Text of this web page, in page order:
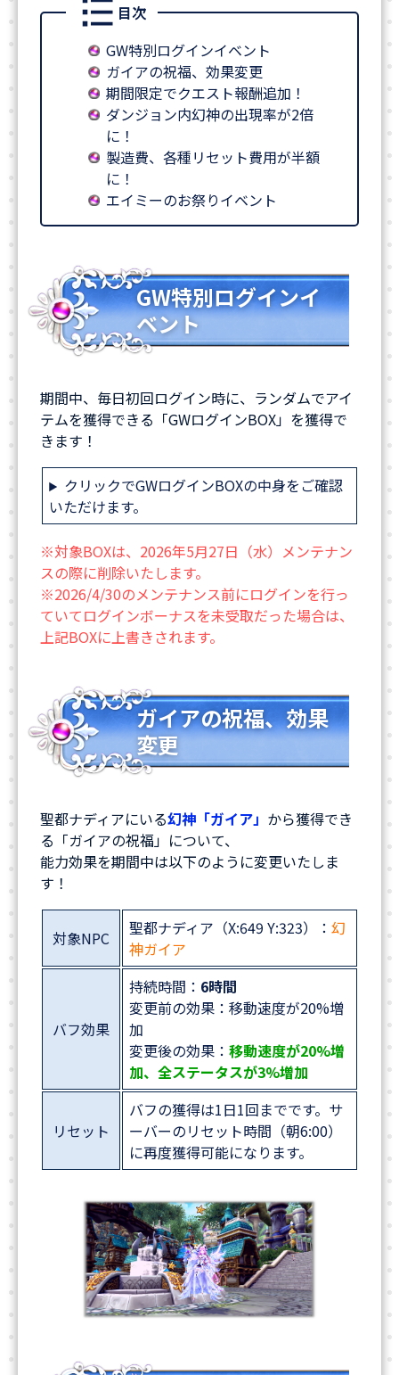
目次
GW特別ログインイベント
ガイアの祝福、効果変更
期間限定でクエスト報酬追加！
ダンジョン内幻神の出現率が2倍
に！
製造費、各種リセット費用が半額
に！
エイミーのお祭りイベント
GW特別ログインイ
ベント
期間中、毎日初回ログイン時に、ランダムでアイ
テムを獲得できる「GWログインBOX」を獲得で
きます！
クリックでGWログインBOXの中身をご確認
いただけます。
※対象BOXは、2026年5月27日（水）メンテナン
スの際に削除いたします。
※2026/4/30のメンテナンス前にログインを行っ
ていてログインボーナスを未受取だった場合は、
上記BOXに上書きされます。
ガイアの祝福、効果
変更
聖都ナディアにいる幻神「ガイア」 から獲得でき
る「ガイアの祝福」について、
能力効果を期間中は以下のように変更いたしま
す！
対象NPC 聖都ナディア（X:649 Y:323）：幻
神ガイア
バフ効果
持続時間： 6時間
変更前の効果：移動速度が20%増
加
変更後の効果：移動速度が20%増
加、全ステータスが3%増加
リセット
バフの獲得は1日1回までです。サ
ーバーのリセット時間（朝6:00）
に再度獲得可能になります。